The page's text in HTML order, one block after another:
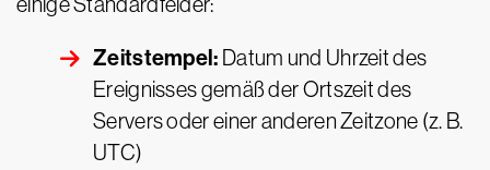
Zeitstempel: Datum und Uhrzeit des
Ereignisses gemäß der Ortszeit des
Servers oder einer anderen Zeitzone (z. B.
UTC)